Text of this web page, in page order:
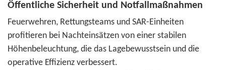
Öffentliche Sicherheit und Notfallmaßnahmen
Feuerwehren, Rettungsteams und SAR-Einheiten
profitieren bei Nachteinsätzen von einer stabilen
Höhenbeleuchtung, die das Lagebewusstsein und die
operative Effizienz verbessert.